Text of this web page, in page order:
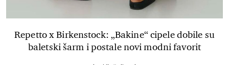
Repetto x Birkenstock: „Bakine“ cipele dobile su
baletski šarm i postale novi modni favorit